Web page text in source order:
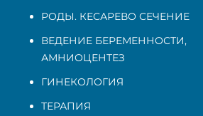
РОДЫ. КЕСАРЕВО СЕЧЕНИЕ
ВЕДЕНИЕ БЕРЕМЕННОСТИ,
АМНИОЦЕНТЕЗ
ГИНЕКОЛОГИЯ
ТЕРАПИЯ